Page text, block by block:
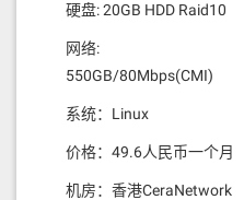
硬盘: 20GB HDD Raid10
网络:
550GB/80Mbps(CMI)
系统：Linux
价格：49.6人民币一个月
机房：香港CeraNetwork